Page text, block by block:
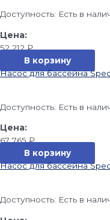
Доступность: Есть в
52 212₽
В корзину
Насос для бассейна
Доступность: Есть в
67 765₽
В корзину
Насос для бассейна
Доступность: Есть в